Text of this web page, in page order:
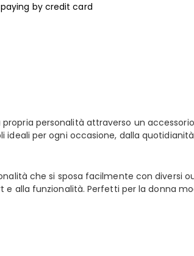
by credit card
propria personalità attraverso un
per ogni occasione, dalla
che si sposa facilmente con diversi
alla funzionalità. Perfetti per la donna